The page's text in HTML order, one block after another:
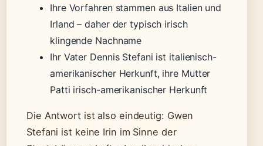
Ihre Vorfahren stammen aus Italien und
Irland – daher der typisch irisch
klingende Nachname
Ihr Vater Dennis Stefani ist italienisch-
amerikanischer Herkunft, ihre Mutter
Patti irisch-amerikanischer Herkunft
Die Antwort ist also eindeutig: Gwen
Stefani ist keine Irin im Sinne der